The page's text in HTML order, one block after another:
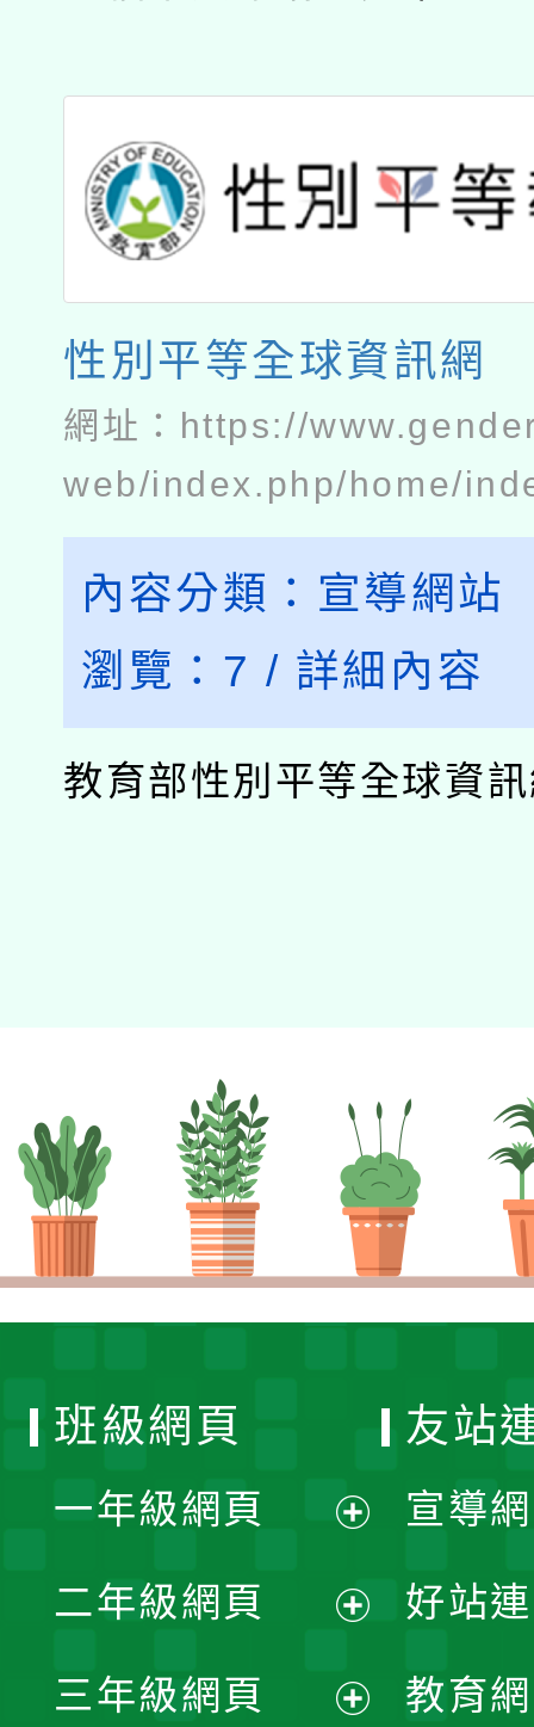
性別平等全球資訊網
網址：
https://
web/index.php/home/
內容分類： 宣導網站
瀏覽： 7 / 詳細內容
教育部性別平等全球資
班級網頁
一年級網頁
開
選
二年級網頁
三年級網頁
友站
宣導
好站
教育